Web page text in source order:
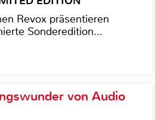
Revox präsentieren
Sonderedition...
von Audio